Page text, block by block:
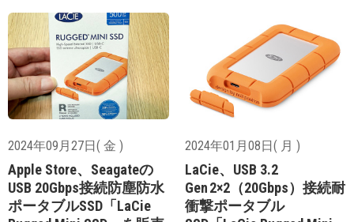
2024年09月27日( 金 )
Apple Store、Seagateの
USB 20Gbps接続防塵防水
ポータブルSSD「LaCie
2024年01月08日( 月 )
LaCie、USB 3.2
Gen 2×2（20Gbps）接続耐
衝撃ポータブル